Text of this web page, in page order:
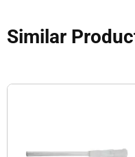
Similar